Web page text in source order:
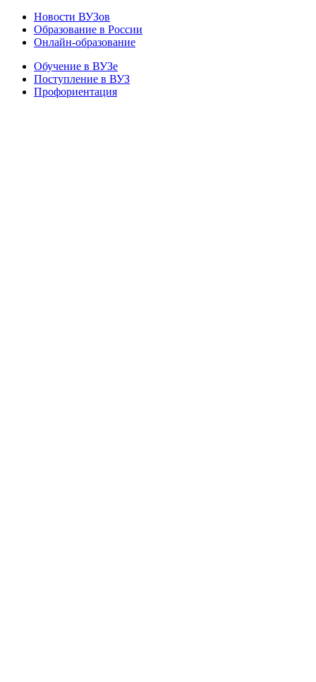
Новости ВУЗов
Образование в России
Онлайн-образование
Обучение в ВУЗе
Поступление в ВУЗ
Профориентация